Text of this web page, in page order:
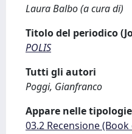
Laura Balbo (a cura di)
Titolo del periodico
POLIS
Tutti gli autori
Poggi, Gianfranco
Appare nelle
03.2 Recensione